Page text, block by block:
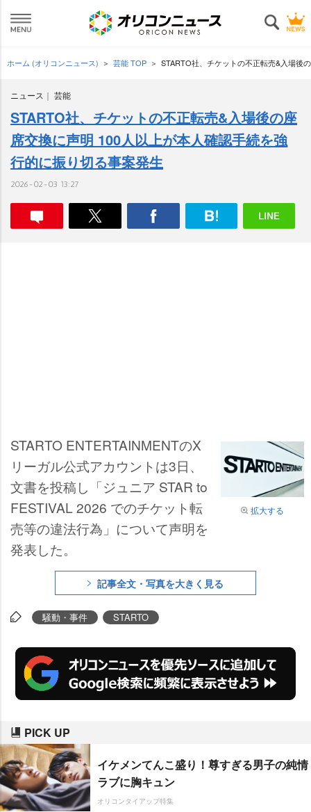
ホーム (オリコンニュース) 芸能 TOP STARTO社、チケットの不正転売&入場後
ニュース 芸能
STARTO社、チケットの不正転売&入場後の座
席交換に声明 100人以上が本人確認手続を強
行的に振り切る事案発生
2026-02-03 13:27
拡大する
STARTO ENTERTAINMENTのX
リーガル公式アカウントは3日、
文書を投稿し「ジュニア STAR to
FESTIVAL 2026 でのチケット転
売等の違法行為」について声明を
発表した。
記事全文・写真を大きく見る
騒動・事件 STARTO
PICK UP
イケメンてんこ盛り！尊すぎる男子の純情
ラブに胸キュン
オリコンタイアップ特集